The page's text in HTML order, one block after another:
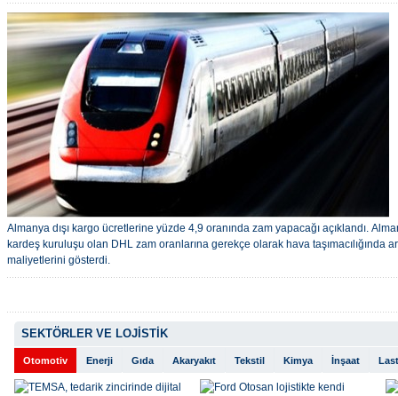
Almanya dışı kargo ücretlerine yüzde 4,9 oranında zam yapacağı açıklandı.
kardeş kuruluşu olan DHL zam oranlarına gerekçe olarak hava taşımacılığında
maliyetlerini gösterdi.
SEKTÖRLER VE LOJİSTİK
Otomotiv Enerji Gıda Akaryakıt Tekstil Kimya İnşaat